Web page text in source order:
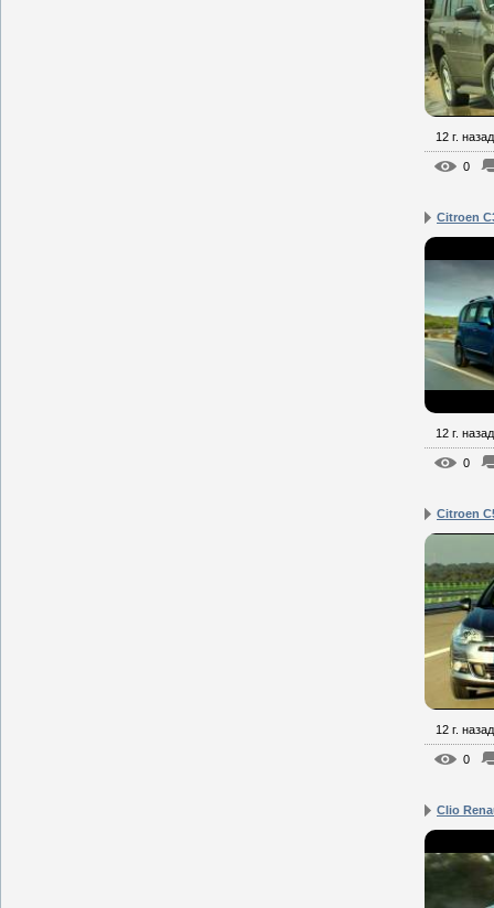
12 г. назад
0
Citroen
12 г. назад
0
Citroen
12 г. назад
0
Clio